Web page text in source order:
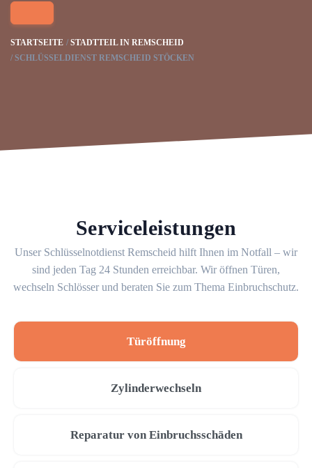
STARTSEITE
STADTTEIL IN REMSCHEID
SCHLÜSSELDIENST REMSCHEID STÖCKEN
Serviceleistungen
Unser Schlüsselnotdienst Remscheid hilft Ihnen im Notfall – wir
sind jeden Tag 24 Stunden erreichbar. Wir öffnen Türen,
wechseln Schlösser und beraten Sie zum Thema Einbruchschutz.
Türöffnung
Zylinderwechseln
Reparatur von Einbruchsschäden